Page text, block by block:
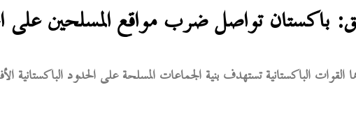
تواصل ضرب مواقع المسلحين على
الباكستانية تستهدف بنية الجماعات المسلحة على الحدود الباكستانية